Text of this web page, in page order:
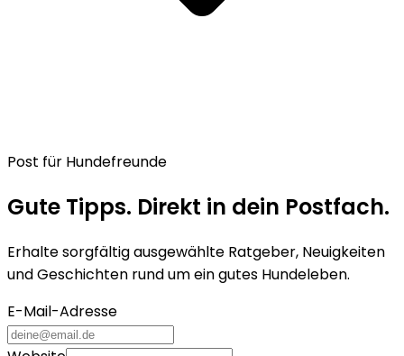
Post für Hundefreunde
Gute Tipps. Direkt in dein Postfach.
Erhalte sorgfältig ausgewählte Ratgeber, Neuigkeiten
und Geschichten rund um ein gutes Hundeleben.
E-Mail-Adresse